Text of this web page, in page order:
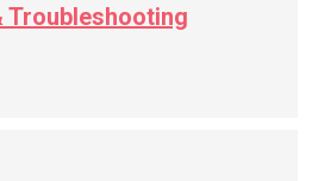
Troubleshooting